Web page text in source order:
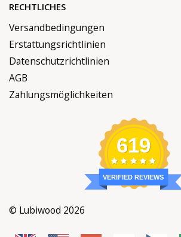
RECHTLICHES
Versandbedingungen
Erstattungsrichtlinien
Datenschutzrichtlinien
AGB
Zahlungsmöglichkeiten
619
VERIFIED REVIEWS
© Lubiwood 2026